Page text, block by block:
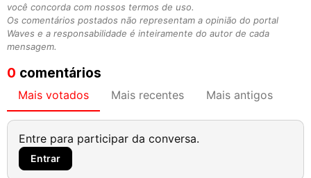
você concorda com nossos termos de uso.
Os comentários postados não representam a opinião do portal
Waves e a responsabilidade é inteiramente do autor de cada
mensagem.
0 comentários
Mais votados Mais recentes Mais antigos
Entre para participar da conversa.
Entrar